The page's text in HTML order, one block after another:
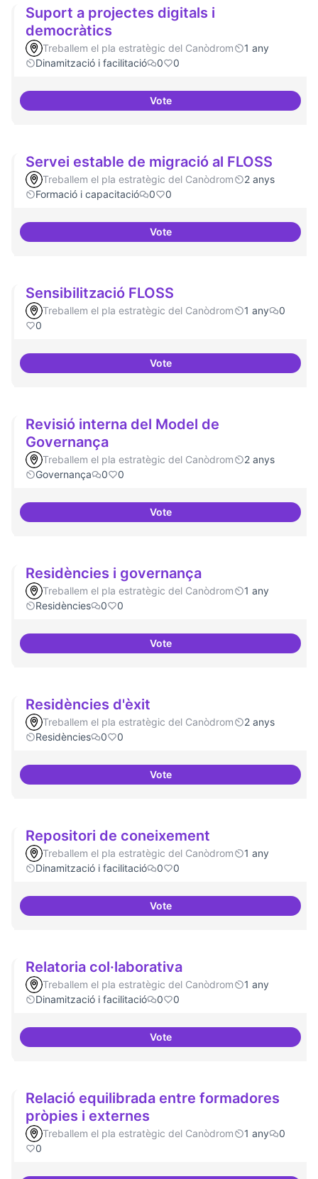
Suport a projectes digitals i
democràtics
Treballem el pla estratègic del Canòdrom
1 any
Dinamització i facilitació
0 0
VoteSuport a projectes digitals i
Servei estable de migració al FLOSS
Treballem el pla estratègic del Canòdrom
2 anys
Formació i capacitació
0 0
VoteServei estable de migració al
Sensibilització FLOSS
Treballem el pla estratègic del Canòdrom 1 any
0
0
VoteSensibilització FLOSS
Revisió interna del Model de
Governança
Treballem el pla estratègic del Canòdrom
2 anys
Governança
0 0
VoteRevisió interna del Model de
Residències i governança
Treballem el pla estratègic del Canòdrom
1 any
Residències
0 0
VoteResidències i governança
Residències d'èxit
Treballem el pla estratègic del Canòdrom
2 anys
Residències
0 0
VoteResidències d'èxit
Repositori de coneixement
Treballem el pla estratègic del Canòdrom
1 any
Dinamització i facilitació
0 0
VoteRepositori de coneixement
Relatoria col·laborativa
Treballem el pla estratègic del Canòdrom
1 any
Dinamització i facilitació
0 0
VoteRelatoria col·laborativa
Relació equilibrada entre formadores
pròpies i externes
Treballem el pla estratègic del Canòdrom 1 any
0
0